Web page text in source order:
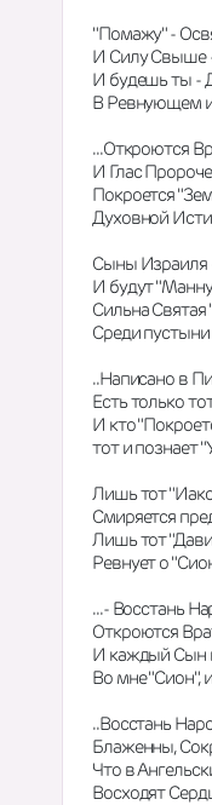
"Помажу" -
И Силу Свыше
И будешь ты -
В Ревнующем
...Откроются
И Глас
Покроется
Духовной
Сыны Израиля
И будут
Сильна
Среди
..Написано в
Есть только
И кто
тот и познает
Лишь тот
Смиряется
Лишь тот
Ревнует о
...- Восстань
Откроются
И каждый Сын
Во мне "Сион",
..Восстань
Блаженны,
Что в
Восходят